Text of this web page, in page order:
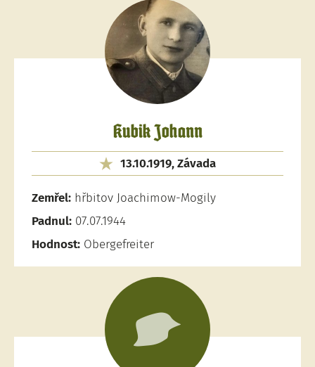
Kubik Johann
13.10.1919, Závada
Zemřel: hřbitov Joachimow-Mogily
Padnul: 07.07.1944
Hodnost: Obergefreiter